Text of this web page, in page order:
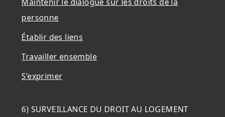
personne
Établir des liens
Travailler ensemble
S’exprimer
6) SURVEILLANCE DU DROIT AU LOGEMENT